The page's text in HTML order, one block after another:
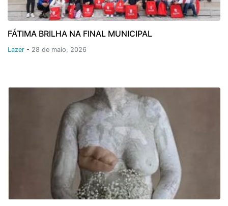
FÁTIMA BRILHA NA FINAL MUNICIPAL
Lazer - 28 de maio, 2026